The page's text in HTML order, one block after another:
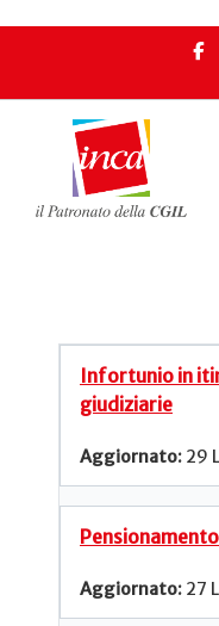
Infortunio in
giudiziarie
29
27